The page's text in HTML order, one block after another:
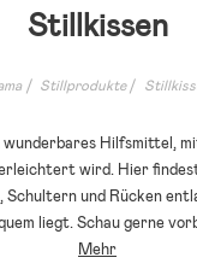
Stillkissen
Stillprodukte
wunderbares Hilfsmittel,
wird. Hier
Schultern und Rücken
liegt. Schau gerne
Mehr